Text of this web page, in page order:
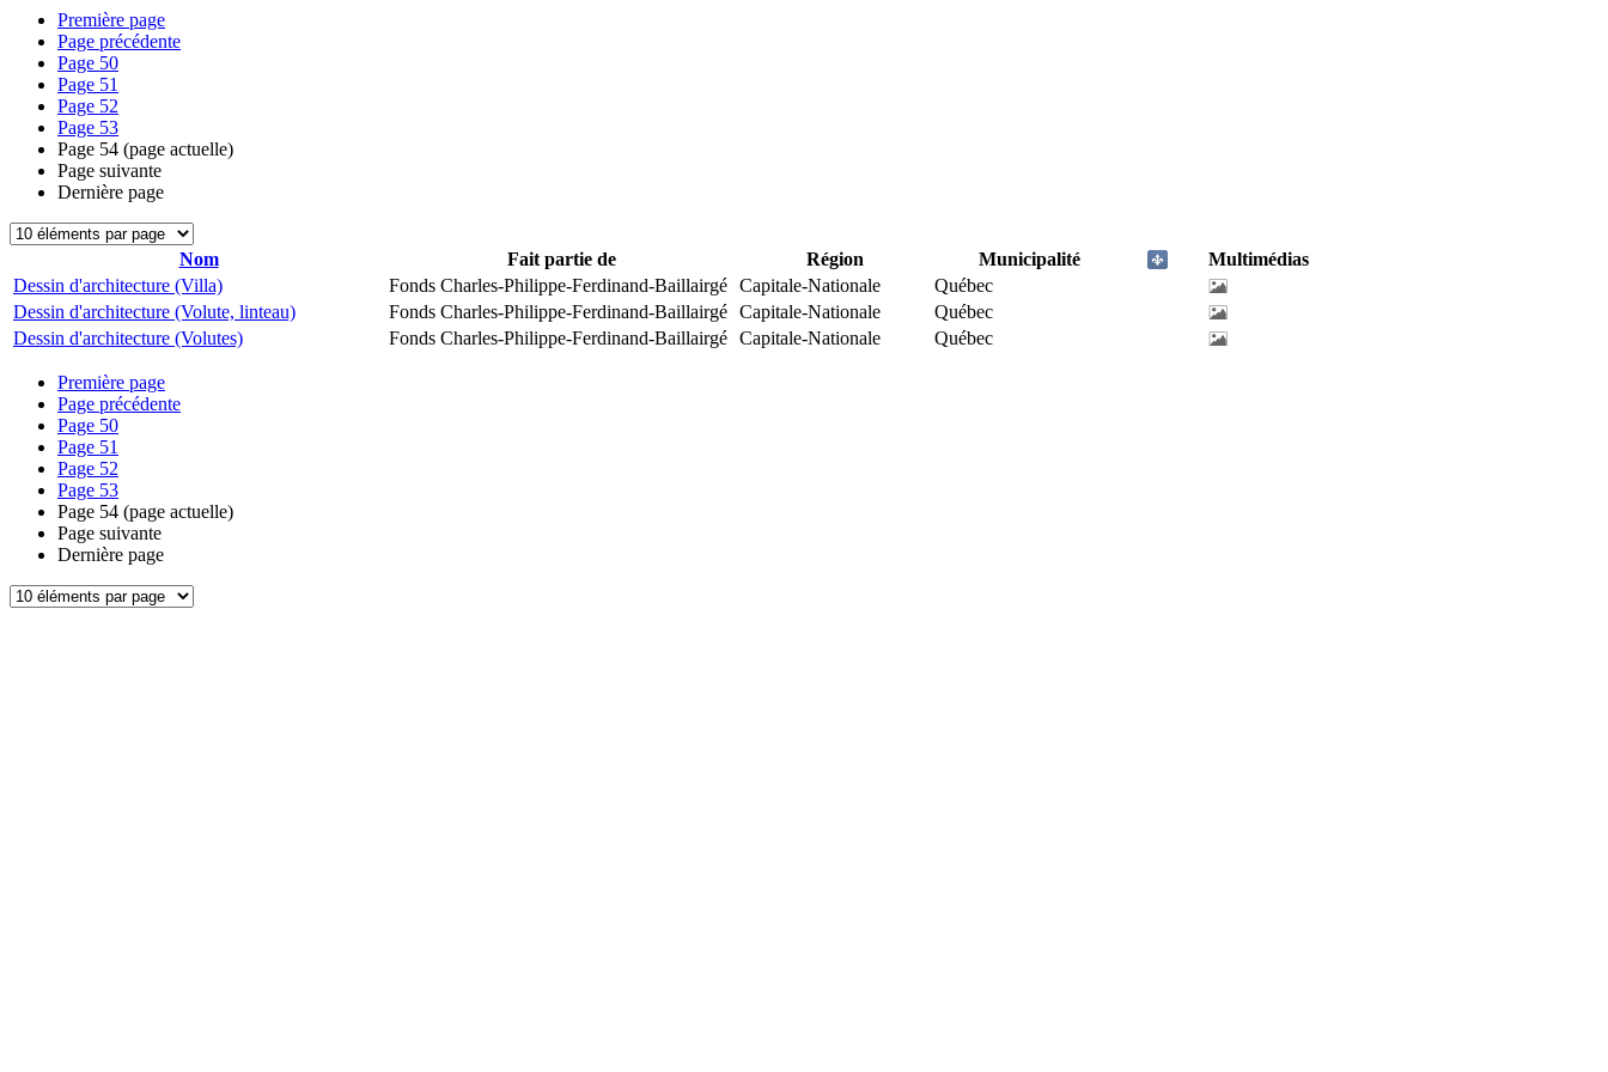
Première page
Page précédente
Page 50
Page 51
Page 52
Page 53
Page 54 (page actuelle)
Page suivante
Dernière page
Nom Fait partie de Région Municipalité
Multimédias
Dessin d'architecture (Villa)
Fonds Charles-Philippe-Ferdinand-Baillairgé Capitale-Nationale
Québec
Dessin d'architecture (Volute, linteau)
Fonds Charles-Philippe-Ferdinand-Baillairgé Capitale-Nationale
Québec
Dessin d'architecture (Volutes)
Fonds Charles-Philippe-Ferdinand-Baillairgé Capitale-Nationale Québec
Première page
Page précédente
Page 50
Page 51
Page 52
Page 53
Page 54 (page actuelle)
Page suivante
Dernière page